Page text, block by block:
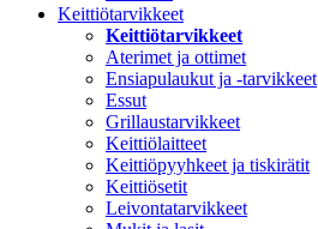
Keittiötarvikkeet
Keittiötarvikkeet
Aterimet ja ottimet
Ensiapulaukut ja -tarvikkeet
Essut
Grillaustarvikkeet
Keittiölaitteet
Keittiöpyyhkeet ja tiskirätit
Keittiösetit
Leivontatarvikkeet